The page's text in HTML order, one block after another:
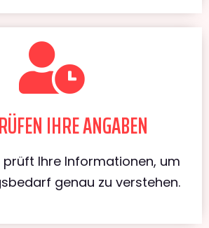
IHRE ANGABEN
prüft Ihre Informationen, um
genau zu verstehen.